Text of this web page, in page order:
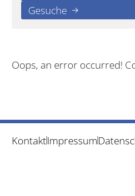
Gesuche
Oops, an error occurred!
KontaktImpressum